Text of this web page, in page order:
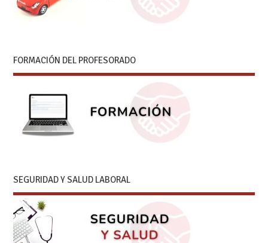
FORMACIÓN DEL PROFESORADO
SEGURIDAD Y SALUD LABORAL